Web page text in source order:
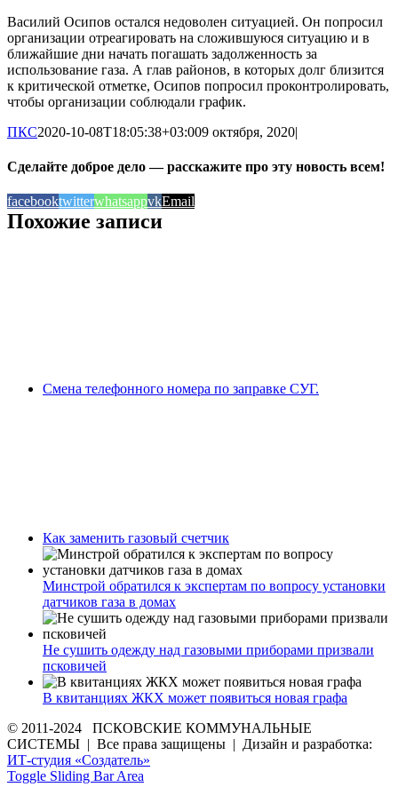
Василий Осипов остался недоволен ситуацией. Он попросил
организации отреагировать на сложившуюся ситуацию и в
ближайшие дни начать погашать задолженность за
использование газа. А глав районов, в которых долг близится
к критической отметке, Осипов попросил проконтролировать,
чтобы организации соблюдали график.
ПКС2020-10-08T18:05:38+03:009 октября, 2020|
Сделайте доброе дело — расскажите про эту новость всем!
facebooktwitterwhatsappvkEmail
Похожие записи
Смена телефонного номера по заправке СУГ.
Как заменить газовый счетчик
Минстрой обратился к экспертам по вопросу установки
датчиков газа в домах
Не сушить одежду над газовыми приборами призвали
псковичей
В квитанциях ЖКХ может появиться новая графа
© 2011-2024 ПСКОВСКИЕ КОММУНАЛЬНЫЕ
СИСТЕМЫ | Все права защищены | Дизайн и разработка:
ИТ-студия «Создатель»
Toggle Sliding Bar Area